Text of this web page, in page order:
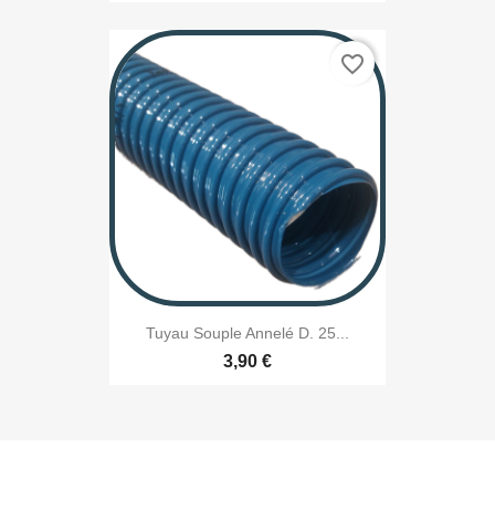
Tuyau Souple Annelé D. 25...
3,90 €
favorite_border